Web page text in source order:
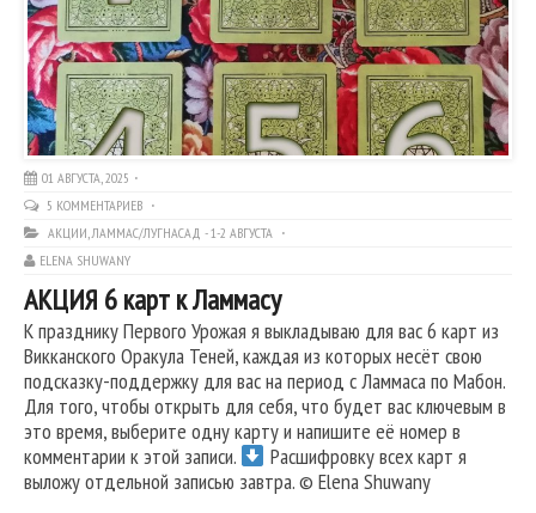
01 АВГУСТА, 2025
5 КОММЕНТАРИЕВ
АКЦИИ,ЛАММАС/ЛУГНАСАД - 1-2 АВГУСТА
ELENA SHUWANY
АКЦИЯ 6 карт к Ламмасу
К празднику Первого Урожая я выкладываю для вас 6 карт из
Викканского Оракула Теней, каждая из которых несёт свою
подсказку-поддержку для вас на период с Ламмаса по Мабон.
Для того, чтобы открыть для себя, что будет вас ключевым в
это время, выберите одну карту и напишите её номер в
комментарии к этой записи.
Расшифровку всех карт я
выложу отдельной записью завтра. © Elena Shuwany